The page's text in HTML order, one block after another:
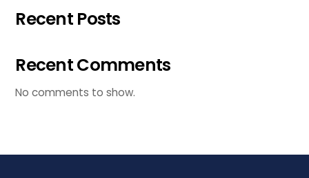
Recent Posts
Recent Comments
No comments to show.